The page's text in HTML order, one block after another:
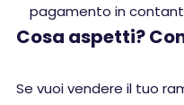
pagamento in
Cosa aspetti?
Se vuoi vendere il tuo